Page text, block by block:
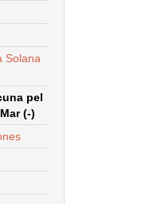
Solana
pel
(-)